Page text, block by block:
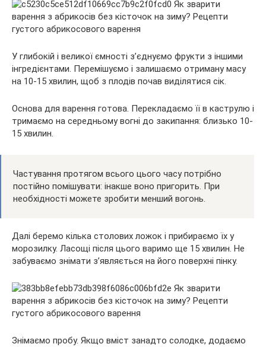
У глибокій і великої ємності з’єднуємо фрукти з іншими
інгредієнтами. Перемішуємо і залишаємо отриману масу
на 10-15 хвилин, щоб з плодів почав виділятися сік.
Основа для варення готова. Перекладаємо її в каструлю і
тримаємо на середньому вогні до закипання: близько 10-
15 хвилин.
Частування протягом всього цього часу потрібно
постійно помішувати: інакше воно пригорить. При
необхідності можете зробити менший вогонь.
Далі беремо кілька столових ложок і прибираємо їх у
морозилку. Ласощі після цього варимо ще 15 хвилин. Не
забуваємо знімати з’являється на його поверхні пінку.
Знімаємо пробу. Якщо вміст занадто солодке, додаємо